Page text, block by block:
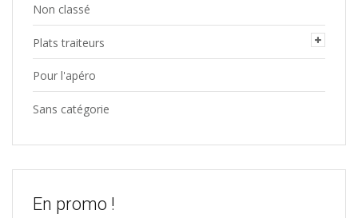
Non classé
Plats traiteurs
Pour l'apéro
Sans catégorie
En promo !